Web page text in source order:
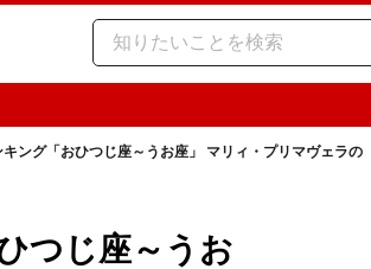
ング「おひつじ座～うお座」 マリィ・プリマヴェラの
つじ座～うお